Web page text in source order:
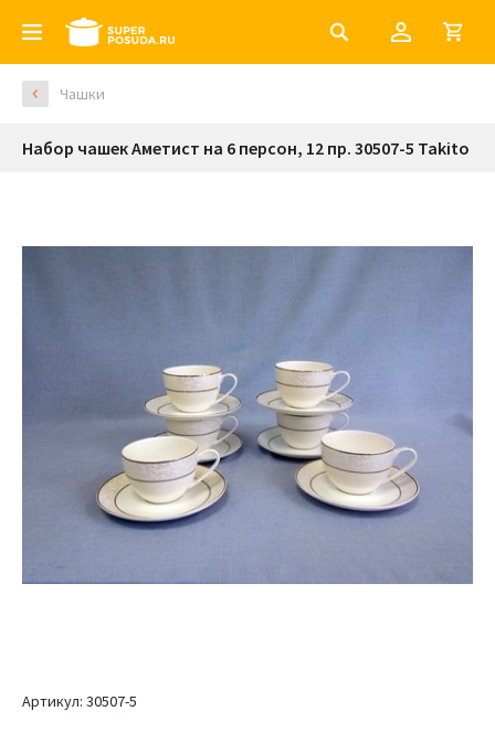
Чашки
Набор чашек Аметист на 6 персон, 12 пр. 30507-5 Takito
Артикул: 30507-5